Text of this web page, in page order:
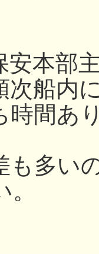
安本部
次船内
時間あ
も多い